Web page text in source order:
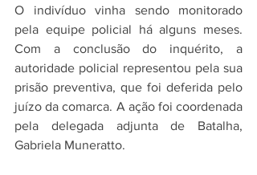
O indivíduo vinha sendo monitorado
pela equipe policial há alguns meses.
Com a conclusão do inquérito, a
autoridade policial representou pela sua
prisão preventiva, que foi deferida pelo
juízo da comarca. A ação foi coordenada
pela delegada adjunta de Batalha,
Gabriela Muneratto.